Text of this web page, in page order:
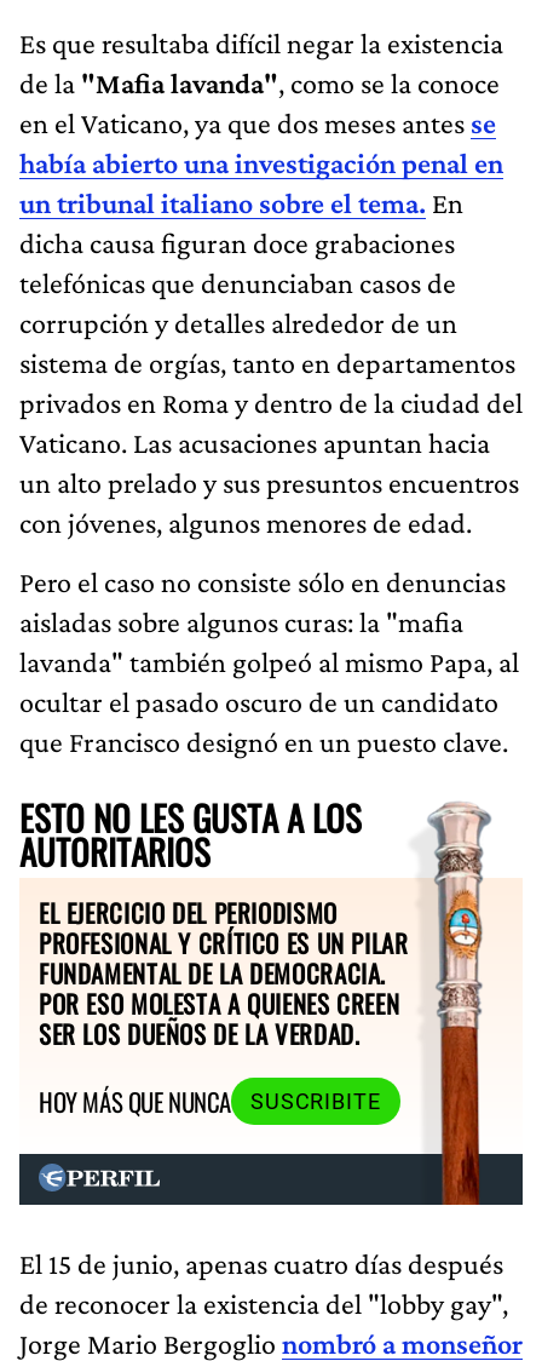
Es que resultaba difícil negar la existencia
de la "Mafia lavanda", como se la conoce
en el Vaticano, ya que dos meses antes se
había abierto una investigación penal en
un tribunal italiano sobre el tema. En
dicha causa figuran doce grabaciones
telefónicas que denunciaban casos de
corrupción y detalles alrededor de un
sistema de orgías, tanto en departamentos
privados en Roma y dentro de la ciudad del
Vaticano. Las acusaciones apuntan hacia
un alto prelado y sus presuntos encuentros
con jóvenes, algunos menores de edad.
Pero el caso no consiste sólo en denuncias
aisladas sobre algunos curas: la "mafia
lavanda" también golpeó al mismo Papa, al
ocultar el pasado oscuro de un candidato
que Francisco designó en un puesto clave.
ESTO NO LES GUSTA A LOS
AUTORITARIOS
EL EJERCICIO DEL PERIODISMO
PROFESIONAL Y CRÍTICO ES UN PILAR
FUNDAMENTAL DE LA DEMOCRACIA.
POR ESO MOLESTA A QUIENES CREEN
SER LOS DUEÑOS DE LA VERDAD.
HOY MÁS QUE NUNCA
SUSCRIBITE
El 15 de junio, apenas cuatro días después
de reconocer la existencia del "lobby gay",
Jorge Mario Bergoglio nombró a monseñor